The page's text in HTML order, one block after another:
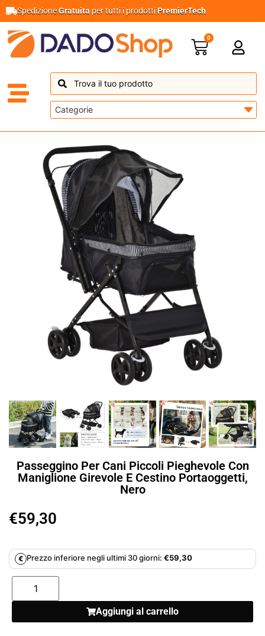
SpedizioneGratuita per tutti i prodottiPremierTech
0
Passeggino Per Cani Piccoli Pieghevole Con
Maniglione Girevole E Cestino Portaoggetti,
Nero
€59,30
€ Prezzo inferiore negli ultimi 30 giorni: €59,30
Aggiungi al carrello